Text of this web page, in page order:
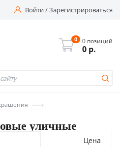
Войти/Зарегистрироваться
0 0 позиций
0 р.
уличные
Цена